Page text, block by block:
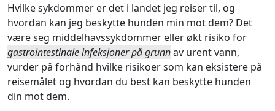
Hvilke sykdommer er det i landet jeg reiser til, og
hvordan kan jeg beskytte hunden min mot dem? Det
være seg middelhavssykdommer eller økt risiko for
gastrointestinale infeksjoner på grunnav urent vann,
vurder på forhånd hvilke risikoer som kan eksistere på
reisemålet og hvordan du best kan beskytte hunden
din mot dem.